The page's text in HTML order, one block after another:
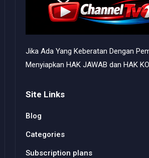
Jika Ada Yang Keberatan Dengan
Menyiapkan HAK JAWAB dan HAK
Site Links
Blog
Categories
Subscription plans